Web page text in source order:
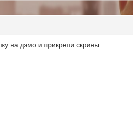
на дэмо и прикрепи скрины